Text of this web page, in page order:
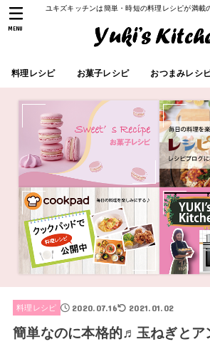
ユキズキッチンは簡単・時短の料理レシピが満載
料理レシピ お菓子レシピ おつまみレシ
MENU
料理レシピ 2020.07.16 2021.01.02
簡単なのに本格的♬玉ねぎとア